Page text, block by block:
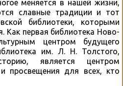
меняется в нашей жизни,
славные традиции и тот
библиотеки, которыми
Как первая библиотека Ново-
центром будущего
им. Л. Н. Толстого,
является центром
просвещения для всех, кто